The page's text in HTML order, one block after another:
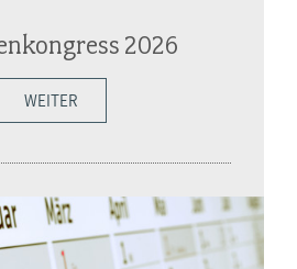
2026
WEITER